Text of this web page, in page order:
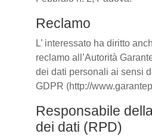
Reclamo
L’ interessato ha diritto
reclamo all’Autorità
dei dati personali ai sensi
GDPR (http://
Responsabile
dei dati (RPD)